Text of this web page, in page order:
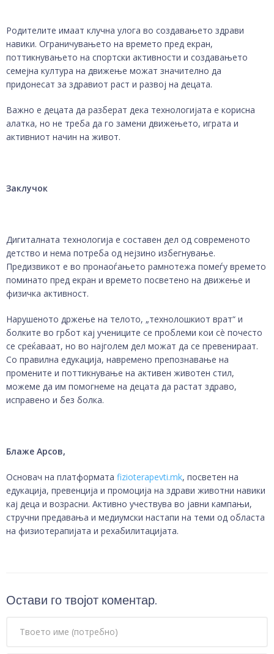
Родителите имаат клучна улога во создавањето здрави
навики. Ограничувањето на времето пред екран,
поттикнувањето на спортски активности и создавањето
семејна култура на движење можат значително да
придонесат за здравиот раст и развој на децата.
Важно е децата да разберат дека технологијата е корисна
алатка, но не треба да го замени движењето, играта и
активниот начин на живот.
Заклучок
Дигиталната технологија е составен дел од современото
детство и нема потреба од нејзино избегнување.
Предизвикот е во пронаоѓањето рамнотежа помеѓу времето
поминато пред екран и времето посветено на движење и
физичка активност.
Нарушеното држење на телото, „технолошкиот врат“ и
болките во грбот кај учениците се проблеми кои сè почесто
се среќаваат, но во најголем дел можат да се превенираат.
Со правилна едукација, навремено препознавање на
промените и поттикнување на активен животен стил,
можеме да им помогнеме на децата да растат здраво,
исправено и без болка.
Блаже Арсов,
Основач на платформата fizioterapevti.mk, посветен на
едукација, превенција и промоција на здрави животни навики
кај деца и возрасни. Активно учествува во јавни кампањи,
стручни предавања и медиумски настапи на теми од областа
на физиотерапијата и рехабилитацијата.
Остави го твојот коментар.